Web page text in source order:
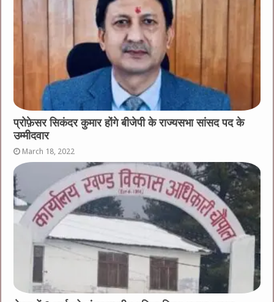
प्रोफ़ेसर सिकंदर कुमार होंगे बीजेपी के राज्यसभा सांसद पद के
उम्मीदवार
March 18, 2022